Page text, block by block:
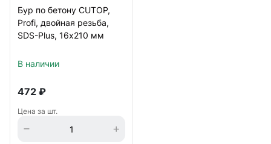
Бур по бетону CUTOP,
Profi, двойная резьба,
SDS-Plus, 16х210 мм
В наличии
472 ₽
Цена за шт.